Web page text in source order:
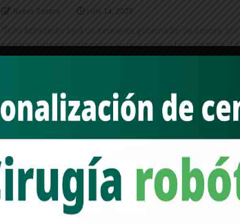
Nuevo Sonora julio 14, 2025
“Toño Astiazarán será un excelente gobernador de Sonora, sin
embargo estamos enfocados en responder a la ciudadanía” Lo
ENTREVISTAS
“La gente quiere a Toño Astiazarán,
gobernando en todo Sonora”: Toño
Contreras
Nuevo Sonora julio 7, 2025
“Veo un Toño muy fuerte, trabajando y dando